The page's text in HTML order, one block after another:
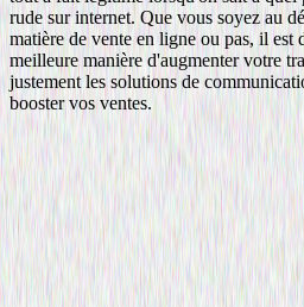
rude sur internet. Que vous soyez au
matière de vente en ligne ou pas, il est
meilleure manière d'augmenter votre
justement les solutions de
booster vos ventes.